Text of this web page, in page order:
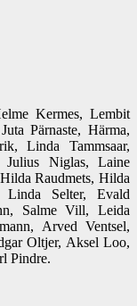
Kermes, Lembit
Pärnaste, Härma,
Linda Tammsaar,
Julius Niglas, Laine
Raudmets, Hilda
Selter, Evald
Salme Vill, Leida
Arved Ventsel,
Oltjer, Aksel Loo,
Pindre.